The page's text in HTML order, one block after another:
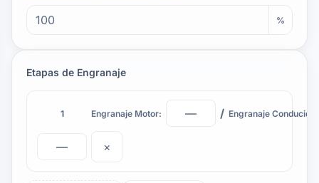
%
Etapas de Engranaje
1 Engranaje Motor: / Engranaje Conducido:
×